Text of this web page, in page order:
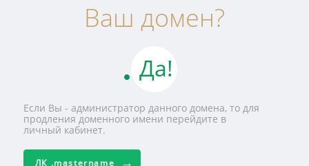
Ваш домен?
Да!
Если Вы - администратор данного домена, то для
продления доменного имени перейдите в
личный кабинет.
ЛК .mastername